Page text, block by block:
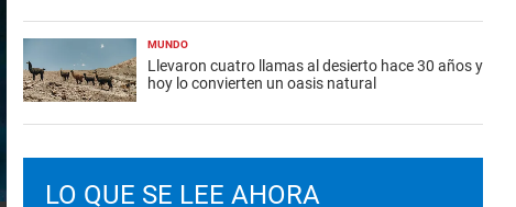
MUNDO
Llevaron cuatro llamas al desierto hace 30 años y
hoy lo convierten un oasis natural
LO QUE SE LEE AHORA